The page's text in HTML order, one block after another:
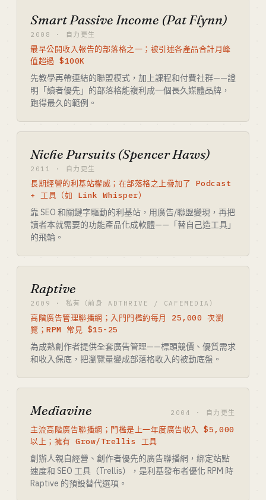
Smart Passive Income (Pat Flynn)
2008 · 自力更生
最早公開收入報告的部落格之一；被引述各產品合計月峰
值超過 $100K
先教學再帶連結的聯盟模式，加上課程和付費社群——證
明「讀者優先」的部落格能複利成一個長久媒體品牌，
跑得最久的範例。
Niche Pursuits (Spencer Haws)
2011 · 自力更生
長期經營的利基站權威；在部落格之上疊加了 Podcast
+ 工具（如 Link Whisper）
靠 SEO 和關鍵字驅動的利基站，用廣告/聯盟變現，再把
讀者本就需要的功能產品化成軟體——「替自己造工具」
的飛輪。
Raptive
2009 · 私有（前身 ADTHRIVE / CAFEMEDIA）
高階廣告管理聯播網；入門門檻約每月 25,000 次瀏
覽；RPM 常見 $15-25
為成熟創作者提供全套廣告管理——標頭競價、優質需求
和收入保底，把瀏覽量變成部落格收入的被動底盤。
Mediavine 2004 · 自力更生
主流高階廣告聯播網；門檻是上一年度廣告收入 $5,000
以上；擁有 Grow/Trellis 工具
創辦人親自經營、創作者優先的廣告聯播網，綁定站點
速度和 SEO 工具（Trellis），是利基發布者優化 RPM 時
Raptive 的預設替代選項。